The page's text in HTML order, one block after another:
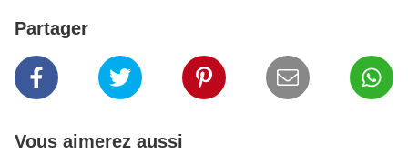
Partager
Vous aimerez aussi